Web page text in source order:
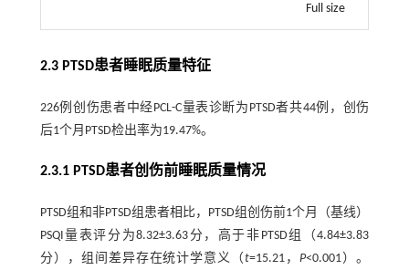
Full size
2.3 PTSD患者睡眠质量特征
226例创伤患者中经PCL-C量表诊断为PTSD者共44例，创伤
后1个月PTSD检出率为19.47%。
2.3.1 PTSD患者创伤前睡眠质量情况
PTSD组和非PTSD组患者相比，PTSD组创伤前1个月（基线）
PSQI量表评分为8.32±3.63分，高于非PTSD组（4.84±3.83
分），组间差异存在统计学意义（t=15.21，P<0.001）。